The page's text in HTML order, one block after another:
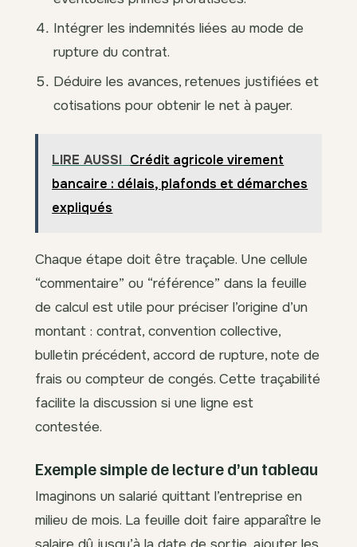
Intégrer les indemnités liées au mode de
rupture du contrat.
Déduire les avances, retenues justifiées et
cotisations pour obtenir le net à payer.
LIRE AUSSI Crédit agricole virement
bancaire : délais, plafonds et démarches
expliqués
Chaque étape doit être traçable. Une cellule
“commentaire” ou “référence” dans la feuille
de calcul est utile pour préciser l’origine d’un
montant : contrat, convention collective,
bulletin précédent, accord de rupture, note de
frais ou compteur de congés. Cette traçabilité
facilite la discussion si une ligne est
contestée.
Exemple simple de lecture d’un tableau
Imaginons un salarié quittant l’entreprise en
milieu de mois. La feuille doit faire apparaître le